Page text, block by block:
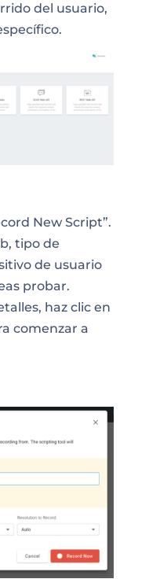
del usuario,
New Script”.
tipo de
de usuario
probar.
haz clic en
comenzar a